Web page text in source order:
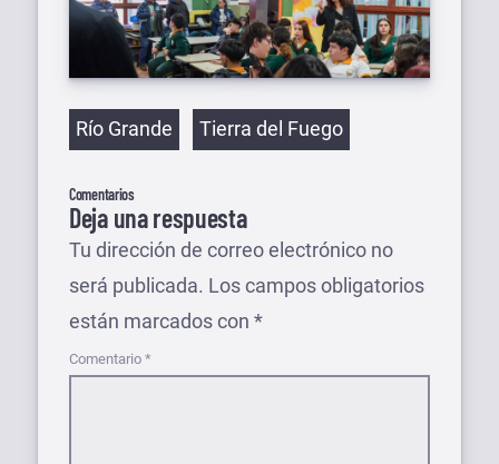
Etiquetas
Río Grande Tierra del Fuego
Comentarios
Deja una respuesta
Tu dirección de correo electrónico no
será publicada. Los campos obligatorios
están marcados con *
Comentario *